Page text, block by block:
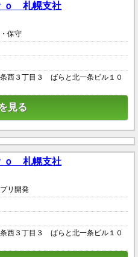
ｏ 札幌支社
保守
西３丁目３ ばらと北一条ビル１０
見る
ｏ 札幌支社
リ開発
西３丁目３ ばらと北一条ビル１０